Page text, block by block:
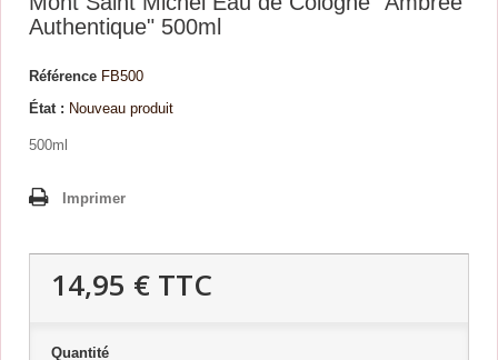
Authentique" 500ml
Référence FB500
État : Nouveau produit
500ml
Imprimer
14,95 € TTC
Quantité